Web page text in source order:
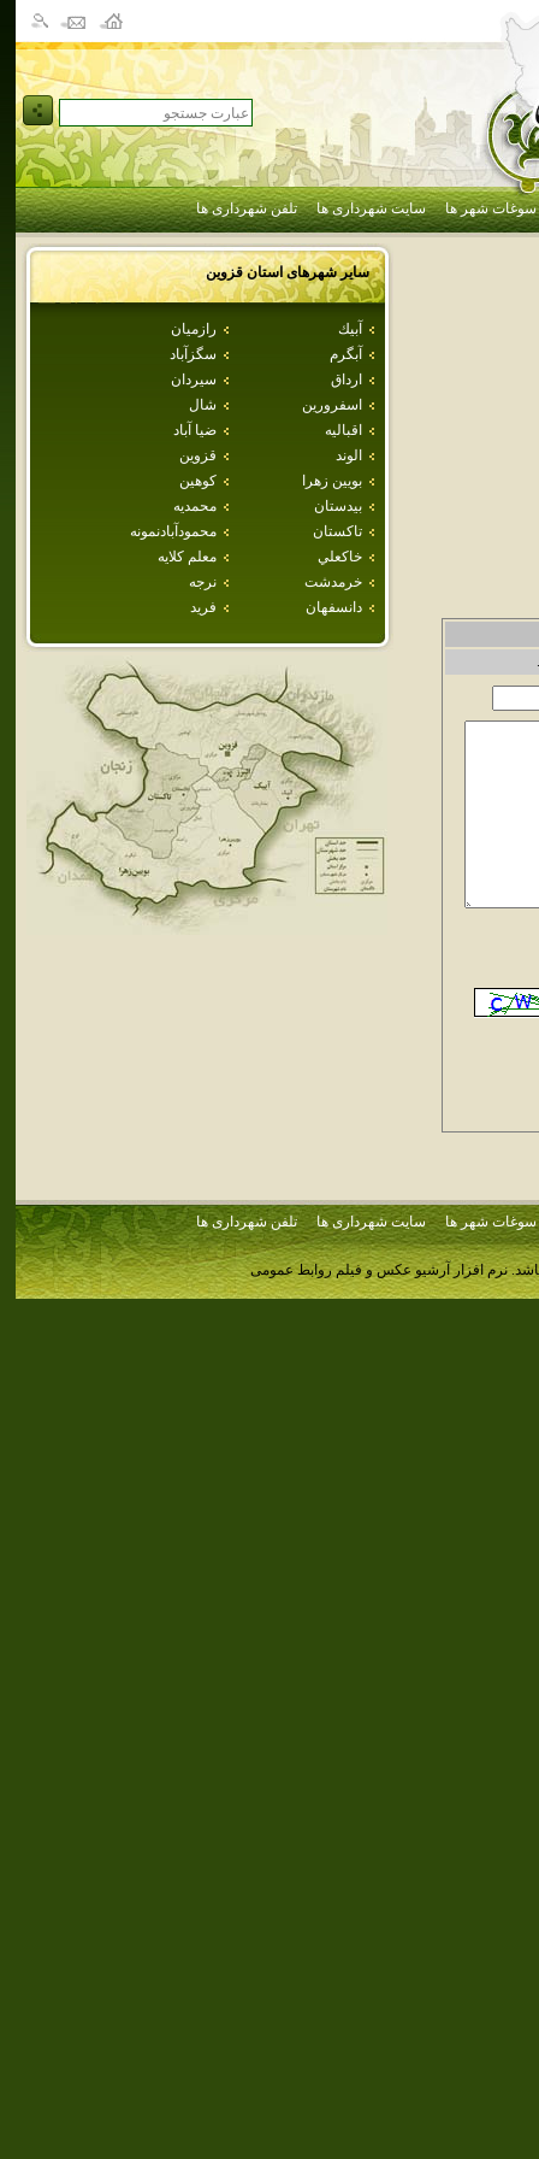
سوغات شهر ها سایت شهرداری ها تلفن شهرداری ها
سایر شهرهای استانقزوين
آبيك
رازميان
آبگرم
سگزآباد
ارداق
سيردان
اسفرورين
شال
اقباليه
ضيا آباد
الوند
قزوين
بويين زهرا
كوهين
بيدستان
محمديه
تاكستان
محمودآبادنمونه
خاكعلي
معلم كلايه
خرمدشت
نرجه
دانسفهان
فريد
سوغات شهر ها سایت شهرداری ها تلفن شهرداری ها
نرم افزار آرشیو عکس و فیلم روابط عمومی